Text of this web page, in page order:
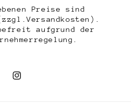
Preise sind
aufgrund der
Instagram